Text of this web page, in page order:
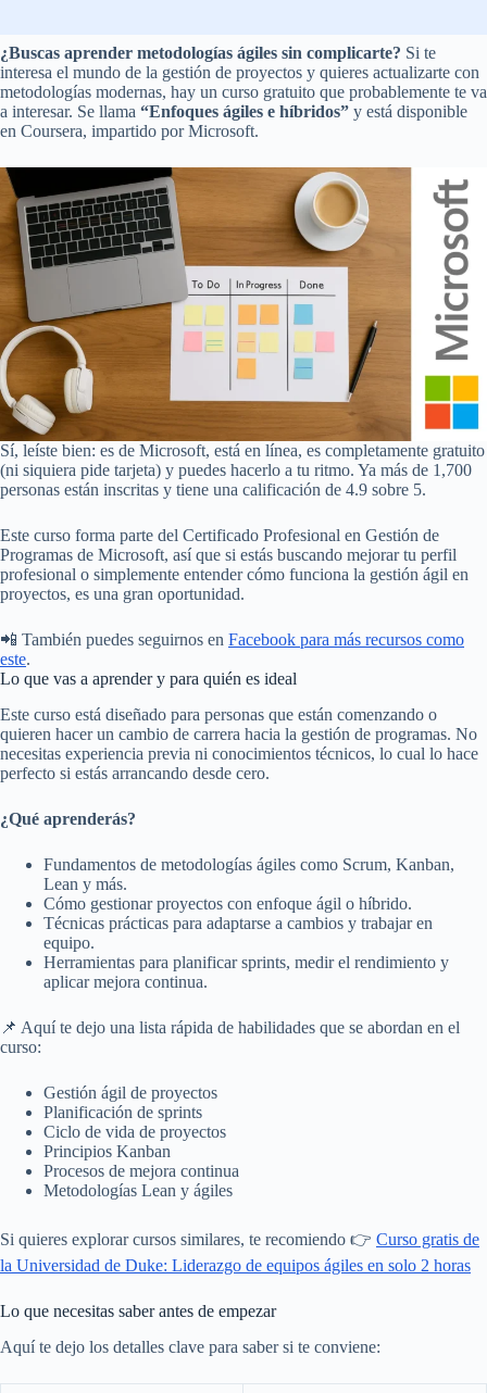
¿Buscas aprender metodologías ágiles sin complicarte? Si te
interesa el mundo de la gestión de proyectos y quieres actualizarte con
metodologías modernas, hay un curso gratuito que probablemente te va
a interesar. Se llama “Enfoques ágiles e híbridos” y está disponible
en Coursera, impartido por Microsoft.
Sí, leíste bien: es de Microsoft, está en línea, es completamente gratuito
(ni siquiera pide tarjeta) y puedes hacerlo a tu ritmo. Ya más de 1,700
personas están inscritas y tiene una calificación de 4.9 sobre 5.
Este curso forma parte del Certificado Profesional en Gestión de
Programas de Microsoft, así que si estás buscando mejorar tu perfil
profesional o simplemente entender cómo funciona la gestión ágil en
proyectos, es una gran oportunidad.
📲 También puedes seguirnos en Facebook para más recursos como
este.
Lo que vas a aprender y para quién es ideal
Este curso está diseñado para personas que están comenzando o
quieren hacer un cambio de carrera hacia la gestión de programas. No
necesitas experiencia previa ni conocimientos técnicos, lo cual lo hace
perfecto si estás arrancando desde cero.
¿Qué aprenderás?
Fundamentos de metodologías ágiles como Scrum, Kanban,
Lean y más.
Cómo gestionar proyectos con enfoque ágil o híbrido.
Técnicas prácticas para adaptarse a cambios y trabajar en
equipo.
Herramientas para planificar sprints, medir el rendimiento y
aplicar mejora continua.
📌 Aquí te dejo una lista rápida de habilidades que se abordan en el
curso:
Gestión ágil de proyectos
Planificación de sprints
Ciclo de vida de proyectos
Principios Kanban
Procesos de mejora continua
Metodologías Lean y ágiles
Si quieres explorar cursos similares, te recomiendo 👉 Curso gratis de
la Universidad de Duke: Liderazgo de equipos ágiles en solo 2 horas
Lo que necesitas saber antes de empezar
Aquí te dejo los detalles clave para saber si te conviene: